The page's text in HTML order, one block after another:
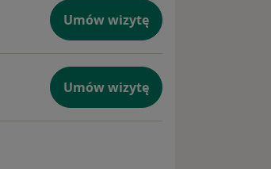
Umów wizytę
Umów wizytę